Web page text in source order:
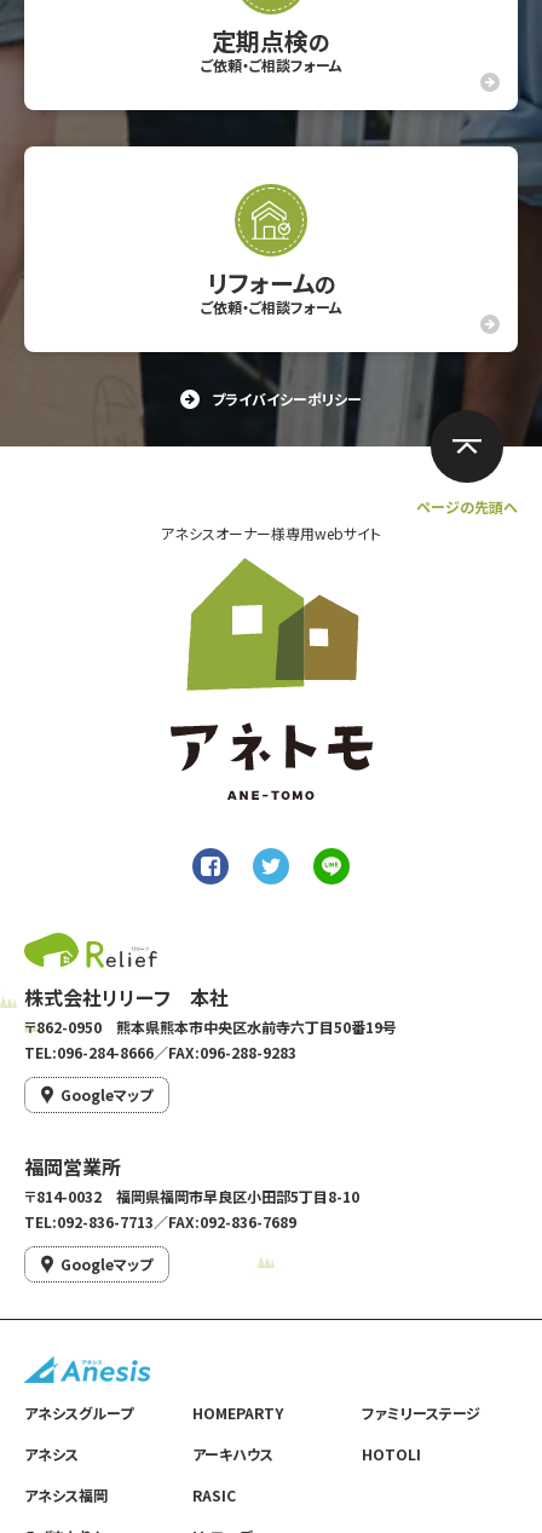
定期点検の
ご依頼・ご相談フォーム
リフォームの
ご依頼・ご相談フォーム
プライバイシーポリシー
アネシスオーナー様専用webサイト
株式会社リリーフ 本社
〒862-0950 熊本県熊本市中央区水前寺六丁目50番19号
TEL:096-284-8666／FAX:096-288-9283
Googleマップ
福岡営業所
〒814-0032 福岡県福岡市早良区小田部5丁目8-10
TEL:092-836-7713／FAX:092-836-7689
Googleマップ
アネシスグループ
アネシス
アネシス福岡
HOMEPARTY
アーキハウス
RASIC
ファミリーステージ
HOTOLI
ページの先頭へ